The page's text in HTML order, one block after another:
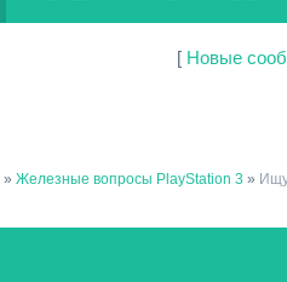
[ Новые
» Железные вопросы PlayStation 3 »